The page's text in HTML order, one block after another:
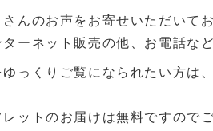
んのお声をお寄せいただいてお
ーネット販売の他、お電話な
っくりご覧になられたい方は
ットのお届けは無料ですので